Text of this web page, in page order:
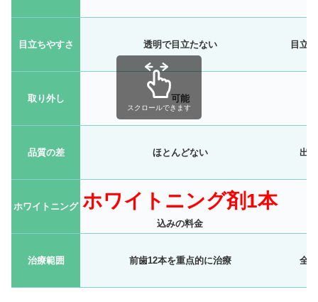
目立ちやすさ 透明で目立たない 目立
取り外し 可能
品質の差 ほとんどない 出
ホワイトニング ホワイトニング剤1本
込みの料金
治療範囲 前歯12本を重点的に治療 全
スクロールできます